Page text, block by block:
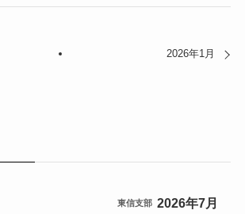
2026年1月
2026年7月
東信支部